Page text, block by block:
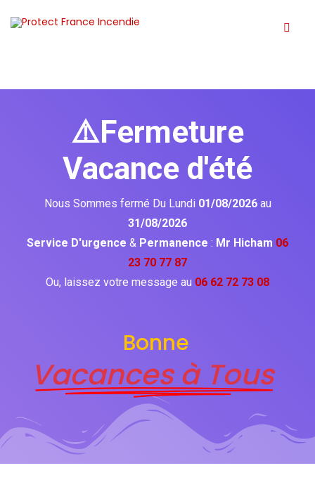
⚠️Fermeture
Vacance d'été
Nous Sommes fermé Du Lundi 01/08/2026 au
31/08/2026
Service D'urgence & Permanence : Mr Hicham 06
23 70 77 87
Ou, laissez votre message au 06 62 72 73 08
Bonne
Vacances à Tous